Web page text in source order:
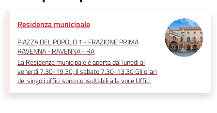
Residenza municipale
PIAZZA DEL POPOLO 1 - FRAZIONE PRIMA
RAVENNA - RAVENNA - RA
La Residenza municipale è aperta dal lunedì al
venerdì 7.30-19.30, il sabato 7.30-13.30 Gli orari
dei singoli uffici sono consultabili alla voce Uffici